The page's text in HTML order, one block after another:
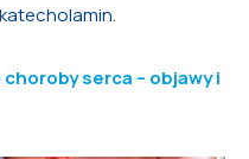
serca – objawy i